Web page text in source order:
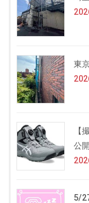
東
【
公
5/